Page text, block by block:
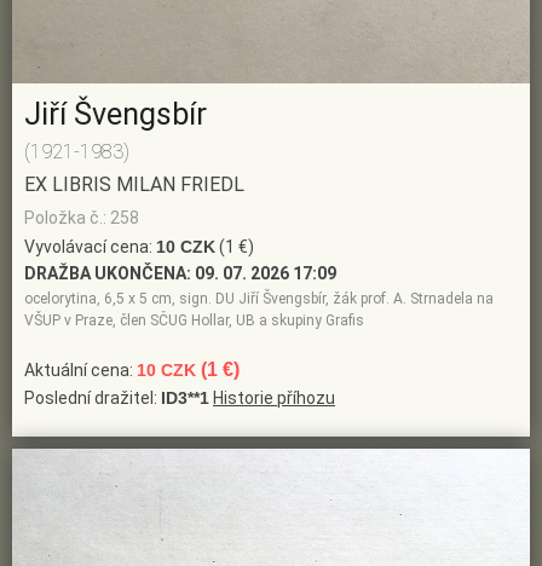
Jiří Švengsbír
(1921-1983)
EX LIBRIS MILAN FRIEDL
Položka č.: 258
Vyvolávací cena: 10 CZK(1 €)
DRAŽBA UKONČENA: 09. 07. 2026 17:09
ocelorytina, 6,5 x 5 cm, sign. DU Jiří Švengsbír, žák prof. A. Strnadela na
VŠUP v Praze, člen SČUG Hollar, UB a skupiny Grafis
Aktuální cena: 10 CZK (1 €)
Poslední dražitel: ID3**1 Historie příhozu